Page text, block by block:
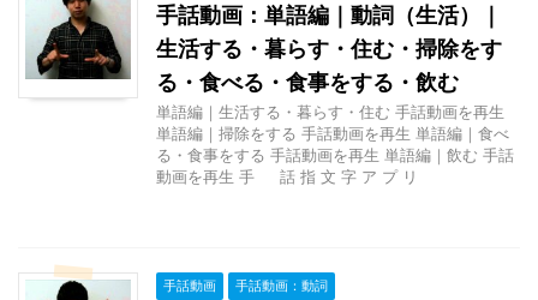
手話動画：単語編｜動詞（生活）｜
生活する・暮らす・住む・掃除をす
る・食べる・食事をする・飲む
単語編｜生活する・暮らす・住む 手話動画を再生
単語編｜掃除をする 手話動画を再生 単語編｜食べ
る・食事をする 手話動画を再生 単語編｜飲む 手話
動画を再生 手 話 指 文 字 ア プ リ
手話動画 手話動画：動詞